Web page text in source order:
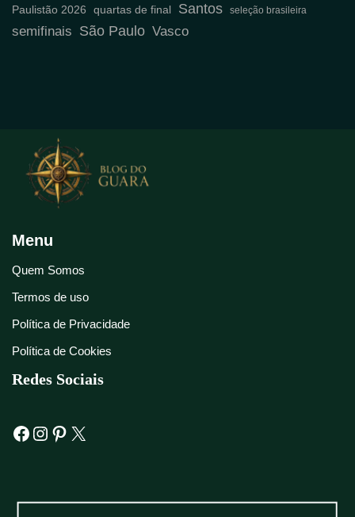
Paulistão 2026 quartas de final Santos seleção brasileira
semifinais São Paulo Vasco
Menu
Quem Somos
Termos de uso
Política de Privacidade
Política de Cookies
Redes Sociais